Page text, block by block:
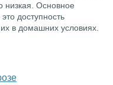
низкая. Основное
доступность
в домашних условиях.